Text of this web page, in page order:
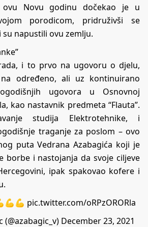
ovu Novu godinu dočekao je u
porodicom, pridruživši se
napustili ovu zemlju.
i to prvo na ugovoru o djelu,
određeno, ali uz kontinuirano
ugovora u Osnovnoj
kao nastavnik predmeta “Flauta”.
studija Elektrotehnike, i
traganje za poslom – ovo
puta Vedrana Azabagića koji je
borbe i nastojanja da svoje ciljeve
ipak spakovao kofere i
pic.twitter.com/oRPzORORla
December 23, 2021